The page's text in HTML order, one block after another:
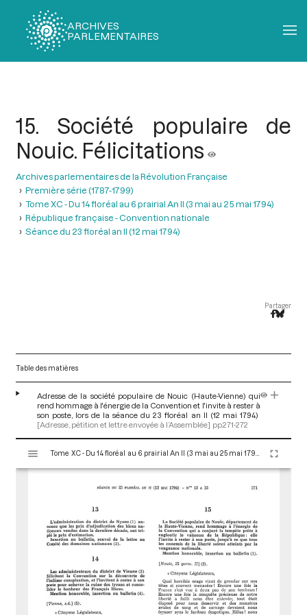
ARCHIVES
PARLEMENTAIRES
15. Société populaire de
Nouic. Félicitations
Archives parlementaires de la Révolution Française
Première série (1787-1799)
Tome XC - Du 14 floréal au 6 prairial An II (3 mai au 25 mai 1794)
République française - Convention nationale
Séance du 23 floréal an II (12 mai 1794)
Partager
Table des matières
Adresse de la société populaire de Nouic (Haute-Vienne) qui
rend hommage à l'énergie de la Convention et l'invite à rester à
son poste, lors de la séance du 23 floréal an II (12 mai 1794)
[Adresse, pétition et lettre envoyée à l’Assemblée] pp.271-272
s